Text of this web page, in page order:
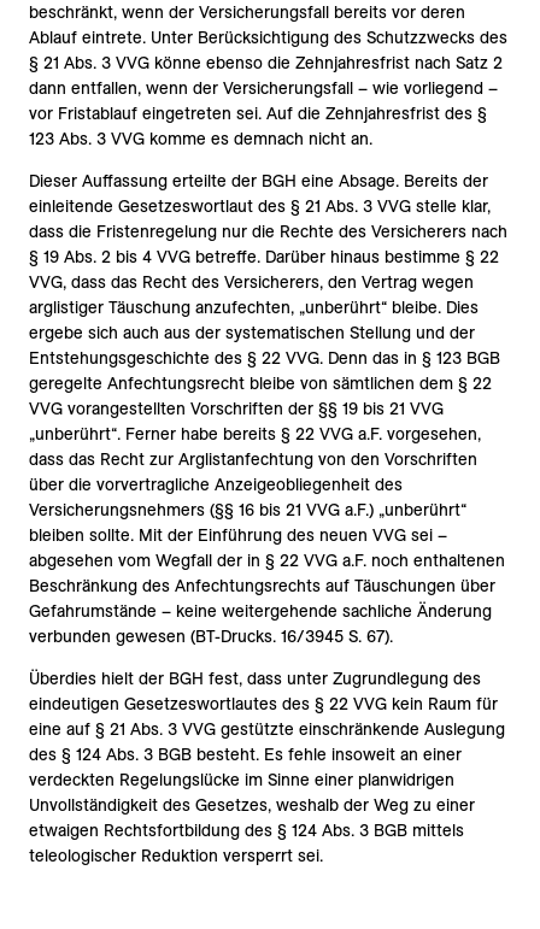
beschränkt, wenn der Versicherungsfall bereits vor deren
Ablauf eintrete. Unter Berücksichtigung des Schutzzwecks des
§ 21 Abs. 3 VVG könne ebenso die Zehnjahresfrist nach Satz 2
dann entfallen, wenn der Versicherungsfall – wie vorliegend –
vor Fristablauf eingetreten sei. Auf die Zehnjahresfrist des §
123 Abs. 3 VVG komme es demnach nicht an.
Dieser Auffassung erteilte der BGH eine Absage. Bereits der
einleitende Gesetzeswortlaut des § 21 Abs. 3 VVG stelle klar,
dass die Fristenregelung nur die Rechte des Versicherers nach
§ 19 Abs. 2 bis 4 VVG betreffe. Darüber hinaus bestimme § 22
VVG, dass das Recht des Versicherers, den Vertrag wegen
arglistiger Täuschung anzufechten, „unberührt“ bleibe. Dies
ergebe sich auch aus der systematischen Stellung und der
Entstehungsgeschichte des § 22 VVG. Denn das in § 123 BGB
geregelte Anfechtungsrecht bleibe von sämtlichen dem § 22
VVG vorangestellten Vorschriften der §§ 19 bis 21 VVG
„unberührt“. Ferner habe bereits § 22 VVG a.F. vorgesehen,
dass das Recht zur Arglistanfechtung von den Vorschriften
über die vorvertragliche Anzeigeobliegenheit des
Versicherungsnehmers (§§ 16 bis 21 VVG a.F.) „unberührt“
bleiben sollte. Mit der Einführung des neuen VVG sei –
abgesehen vom Wegfall der in § 22 VVG a.F. noch enthaltenen
Beschränkung des Anfechtungsrechts auf Täuschungen über
Gefahrumstände – keine weitergehende sachliche Änderung
verbunden gewesen (BT-Drucks. 16/3945 S. 67).
Überdies hielt der BGH fest, dass unter Zugrundlegung des
eindeutigen Gesetzeswortlautes des § 22 VVG kein Raum für
eine auf § 21 Abs. 3 VVG gestützte einschränkende Auslegung
des § 124 Abs. 3 BGB besteht. Es fehle insoweit an einer
verdeckten Regelungslücke im Sinne einer planwidrigen
Unvollständigkeit des Gesetzes, weshalb der Weg zu einer
etwaigen Rechtsfortbildung des § 124 Abs. 3 BGB mittels
teleologischer Reduktion versperrt sei.